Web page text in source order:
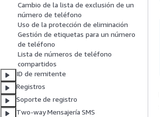
Cambio de la lista de exclusión de un
número de teléfono
Uso de la protección de eliminación
Gestión de etiquetas para un número
de teléfono
Lista de números de teléfono
compartidos
ID de remitente
Registros
Soporte de registro
Two-way Mensajería SMS